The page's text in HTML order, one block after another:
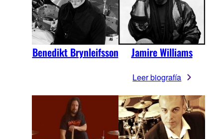
Benedikt Brynleifsson Jamire Williams
Leer biografía